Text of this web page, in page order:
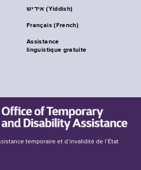
אידיש (Yiddish)
Français (French)
Assistance
linguistique gratuite
temporaire et d’invalidité de l’État